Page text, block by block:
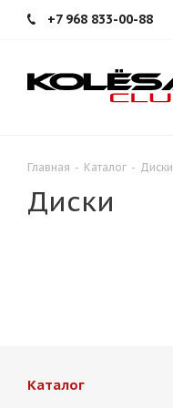
+7 968 833-00-88
Главная - Каталог - Диски
Диски
Каталог